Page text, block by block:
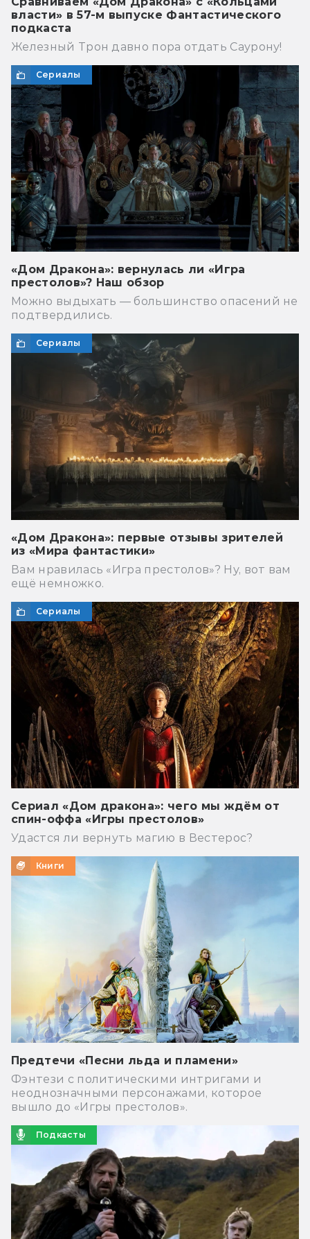
власти» в 57-м выпуске Фантастического
подкаста
Железный Трон давно пора отдать Саурону!
Сериалы
«Дом Дракона»: вернулась ли «Игра
престолов»? Наш обзор
Можно выдыхать — большинство опасений не
подтвердились.
Сериалы
«Дом Дракона»: первые отзывы зрителей
из «Мира фантастики»
Вам нравилась «Игра престолов»? Ну, вот вам
ещё немножко.
Сериалы
Сериал «Дом дракона»: чего мы ждём от
спин-оффа «Игры престолов»
Удастся ли вернуть магию в Вестерос?
Книги
Предтечи «Песни льда и пламени»
Фэнтези с политическими интригами и
неоднозначными персонажами, которое
вышло до «Игры престолов».
Подкасты